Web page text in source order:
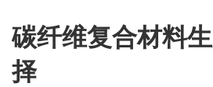
碳纤维复合材料
择